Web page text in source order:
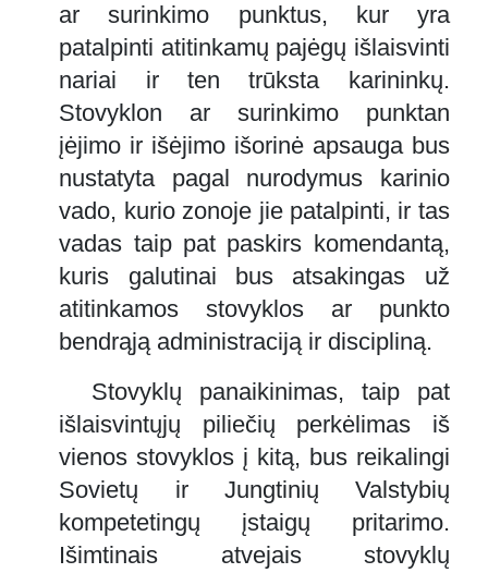
ar surinkimo punktus, kur yra
patalpinti atitinkamų pajėgų išlaisvinti
nariai ir ten trūksta karininkų.
Stovyklon ar surinkimo punktan
įėjimo ir išėjimo išorinė apsauga bus
nustatyta pagal nurodymus karinio
vado, kurio zonoje jie patalpinti, ir tas
vadas taip pat paskirs komendantą,
kuris galutinai bus atsakingas už
atitinkamos stovyklos ar punkto
bendrąją administraciją ir discipliną.
Stovyklų panaikinimas, taip pat
išlaisvintųjų piliečių perkėlimas iš
vienos stovyklos į kitą, bus reikalingi
Sovietų ir Jungtinių Valstybių
kompetetingų įstaigų pritarimo.
Išimtinais atvejais stovyklų